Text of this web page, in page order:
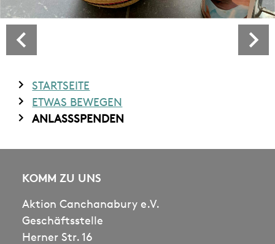
STARTSEITE
ETWAS BEWEGEN
ANLASSSPENDEN
KOMM ZU UNS
Aktion Canchanabury e.V.
Geschäftsstelle
Herner Str. 16